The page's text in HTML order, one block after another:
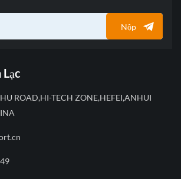
Nộp
ROAD,HI-TECH ZONE,HEFEI,ANHUI